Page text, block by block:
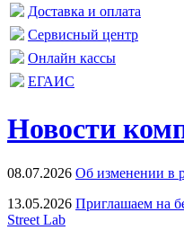
Доставка и оплата
Сервисный центр
Онлайн кассы
ЕГАИС
Новости
08.07.2026 Об изменении в
13.05.2026 Приглашаем на
Street Lab